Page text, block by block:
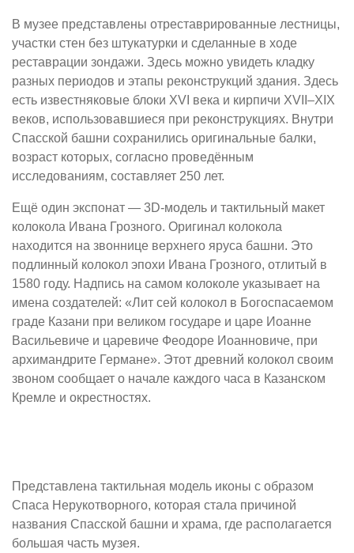
В музее представлены отреставрированные лестницы,
участки стен без штукатурки и сделанные в ходе
реставрации зондажи. Здесь можно увидеть кладку
разных периодов и этапы реконструкций здания. Здесь
есть известняковые блоки XVI века и кирпичи XVII–XIX
веков, использовавшиеся при реконструкциях. Внутри
Спасской башни сохранились оригинальные балки,
возраст которых, согласно проведённым
исследованиям, составляет 250 лет.
Ещё один экспонат — 3D-модель и тактильный макет
колокола Ивана Грозного. Оригинал колокола
находится на звоннице верхнего яруса башни. Это
подлинный колокол эпохи Ивана Грозного, отлитый в
1580 году. Надпись на самом колоколе указывает на
имена создателей: «Лит сей колокол в Богоспасаемом
граде Казани при великом государе и царе Иоанне
Васильевиче и царевиче Феодоре Иоанновиче, при
архимандрите Германе». Этот древний колокол своим
звоном сообщает о начале каждого часа в Казанском
Кремле и окрестностях.
Представлена тактильная модель иконы с образом
Спаса Нерукотворного, которая стала причиной
названия Спасской башни и храма, где располагается
большая часть музея.